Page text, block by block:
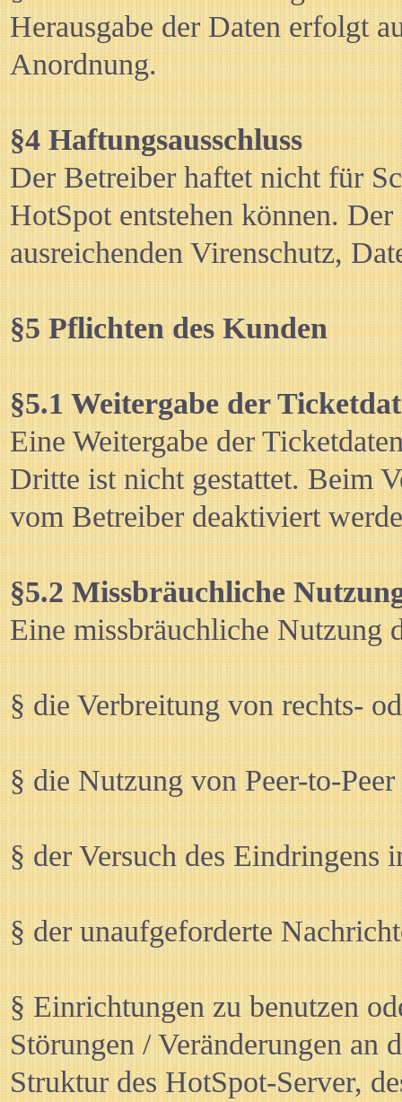
Herausgabe der Daten erfolgt
Anordnung.
§4 Haftungsausschluss
Der Betreiber haftet nicht für
HotSpot entstehen können.
ausreichenden Virenschutz,
§5 Pflichten des Kunden
§5.1 Weitergabe der
Eine Weitergabe der
Dritte ist nicht gestattet. Beim
vom Betreiber deaktiviert
§5.2 Missbräuchliche
Eine missbräuchliche Nutzung
§ die Verbreitung von rechts-
§ die Nutzung von Peer-to-
§ der Versuch des Eindringens
§ der unaufgeforderte
§ Einrichtungen zu benutzen
Störungen / Veränderungen an
Struktur des HotSpot-Server,